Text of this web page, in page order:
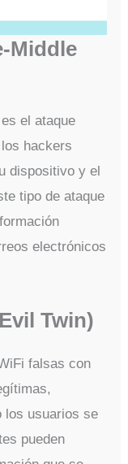
Middle
el ataque
hackers
dispositivo y el
tipo de ataque
electrónicos
Twin)
falsas con
los usuarios se
pueden